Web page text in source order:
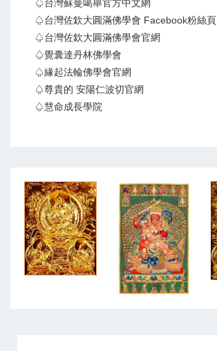
♤台灣蘇曼噶舉官方中文網
♤台灣佐欽大圓滿佛學會 Facebook粉絲頁
♤台灣佐欽大圓滿佛學會官網
♤覺囊達丹林佛學會
♤緣起法輪佛學會官網
♤尊貴的 安陽仁波切官網
♤慧命成長學院